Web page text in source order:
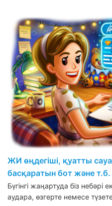
ЖИ өңдегіші, қуатты
басқаратын бот және т.б.
Бүгінгі жаңартуда біз небәрі
аудара, өзгерте немесе